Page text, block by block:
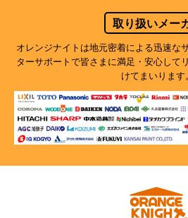
取り扱いメー
オレンジナイトは地元密着による迅速な
ターサポートで皆さまに満足・安心して
けてまいります